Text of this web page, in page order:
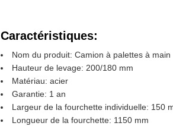
Caractéristiques:
Nom du produit: Camion à palettes à main
Hauteur de levage: 200/180 mm
Matériau: acier
Garantie: 1 an
Largeur de la fourchette individuelle: 150
Longueur de la fourchette: 1150 mm